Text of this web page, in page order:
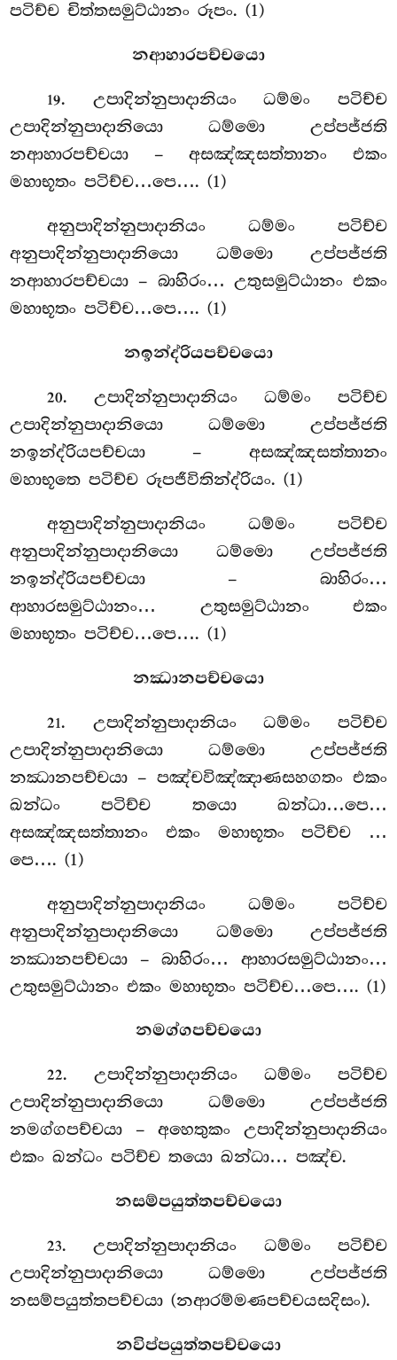
පටිච්ච චිත්තසමුට්ඨානං රූපං. (1)
නආහාරපච්චයො
19. උපාදින්නුපාදානියං ධම්මං පටිච්ච
උපාදින්නුපාදානියො ධම්මො උප්පජ්ජති
නආහාරපච්චයා – අසඤ්ඤසත්තානං එකං
මහාභූතං පටිච්ච…පෙ…. (1)
අනුපාදින්නුපාදානියං ධම්මං පටිච්ච
අනුපාදින්නුපාදානියො ධම්මො උප්පජ්ජති
නආහාරපච්චයා – බාහිරං… උතුසමුට්ඨානං එකං
මහාභූතං පටිච්ච…පෙ…. (1)
නඉන්ද්රියපච්චයො
20. උපාදින්නුපාදානියං ධම්මං පටිච්ච
උපාදින්නුපාදානියො ධම්මො උප්පජ්ජති
නඉන්ද්රියපච්චයා – අසඤ්ඤසත්තානං
මහාභූතෙ පටිච්ච රූපජීවිතින්ද්රියං. (1)
අනුපාදින්නුපාදානියං ධම්මං පටිච්ච
අනුපාදින්නුපාදානියො ධම්මො උප්පජ්ජති
නඉන්ද්රියපච්චයා – බාහිරං…
ආහාරසමුට්ඨානං… උතුසමුට්ඨානං එකං
මහාභූතං පටිච්ච…පෙ…. (1)
නඣානපච්චයො
21. උපාදින්නුපාදානියං ධම්මං පටිච්ච
උපාදින්නුපාදානියො ධම්මො උප්පජ්ජති
නඣානපච්චයා – පඤ්චවිඤ්ඤාණසහගතං එකං
ඛන්ධං පටිච්ච තයො ඛන්ධා…පෙ…
අසඤ්ඤසත්තානං එකං මහාභූතං පටිච්ච
…
පෙ…. (1)
අනුපාදින්නුපාදානියං ධම්මං පටිච්ච
අනුපාදින්නුපාදානියො ධම්මො උප්පජ්ජති
නඣානපච්චයා – බාහිරං… ආහාරසමුට්ඨානං…
උතුසමුට්ඨානං එකං මහාභූතං පටිච්ච…පෙ…. (1)
නමග්ගපච්චයො
22. උපාදින්නුපාදානියං ධම්මං පටිච්ච
උපාදින්නුපාදානියො ධම්මො උප්පජ්ජති
නමග්ගපච්චයා – අහෙතුකං උපාදින්නුපාදානියං
එකං ඛන්ධං පටිච්ච තයො ඛන්ධා… පඤ්ච.
නසම්පයුත්තපච්චයො
23. උපාදින්නුපාදානියං ධම්මං පටිච්ච
උපාදින්නුපාදානියො ධම්මො උප්පජ්ජති
නසම්පයුත්තපච්චයා (නආරම්මණපච්චයසදිසං).
නවිප්පයුත්තපච්චයො